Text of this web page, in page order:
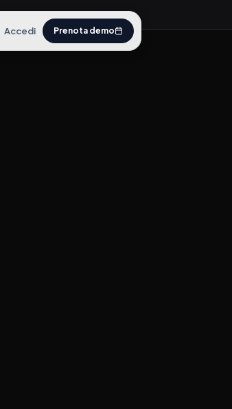
Accedi Prenota demo